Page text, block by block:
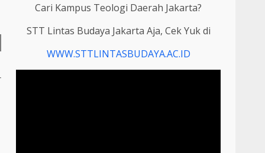
Cari Kampus Teologi Daerah Jakarta?
STT Lintas Budaya Jakarta Aja, Cek Yuk di
WWW.STTLINTASBUDAYA.AC.ID